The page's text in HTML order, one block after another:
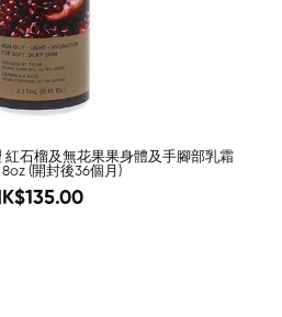
紅石榴及無花果果身體及手腳部乳霜
(開封後36個月)